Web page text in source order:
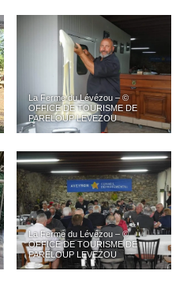
La Ferme du Lévézou – ©
OFFICE DE TOURISME DE
PARELOUP LEVEZOU
La Ferme du Lévézou – ©
OFFICE DE TOURISME DE
PARELOUP LEVEZOU